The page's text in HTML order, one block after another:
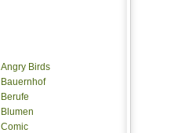
Angry Birds
Bauernhof
Berufe
Blumen
Comic